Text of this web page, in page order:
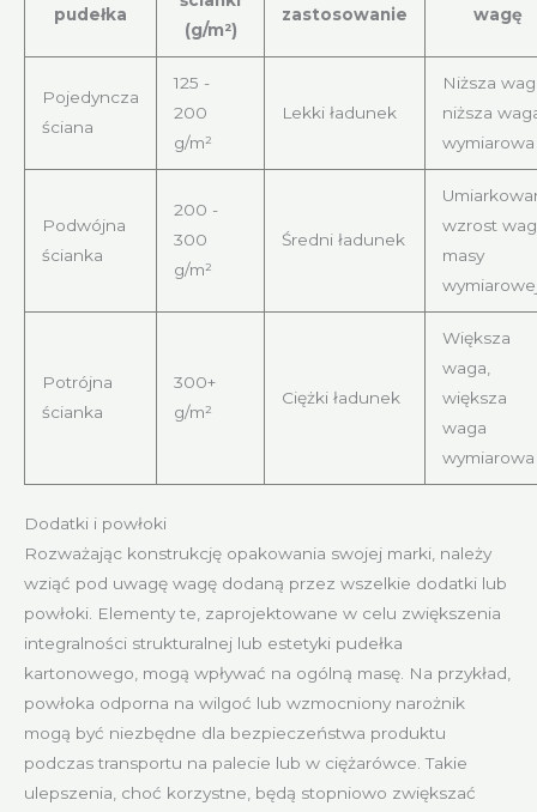
pudełka
(g/m²)
zastosowanie wagę
Pojedyncza
ściana
125 -
200
g/m²
Lekki ładunek
Niższa
niższa
wymiarowa
Podwójna
ścianka
200 -
300
g/m²
Średni ładunek
wzrost
masy
Potrójna
ścianka
300+
g/m²
Ciężki ładunek
Większa
waga,
większa
waga
wymiarowa
Dodatki i powłoki
Rozważając konstrukcję opakowania swojej marki, należy
wziąć pod uwagę wagę dodaną przez wszelkie dodatki lub
powłoki. Elementy te, zaprojektowane w celu zwiększenia
integralności strukturalnej lub estetyki pudełka
kartonowego, mogą wpływać na ogólną masę. Na przykład,
powłoka odporna na wilgoć lub wzmocniony narożnik
mogą być niezbędne dla bezpieczeństwa produktu
podczas transportu na palecie lub w ciężarówce. Takie
ulepszenia, choć korzystne, będą stopniowo zwiększać